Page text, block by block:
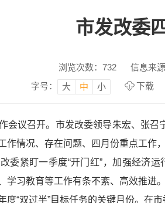
市发改委
浏览次数： 732 信息来
字号：
大 中 小 下载
会议召开。市发改委领导朱宏、张
作情况、存在问题、四月份重点工作
委紧盯一季度“开门红”，加强经济
学习教育等工作有条不紊、高效推进。
度“双过半”目标任务的关键月份。在